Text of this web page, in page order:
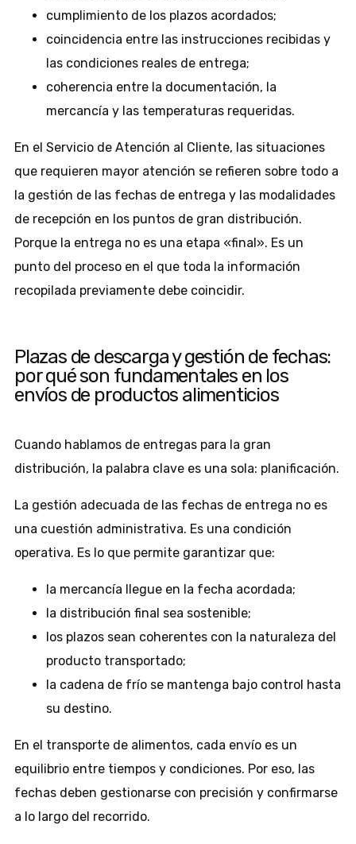
cumplimiento de los plazos acordados;
coincidencia entre las instrucciones recibidas y
las condiciones reales de entrega;
coherencia entre la documentación, la
mercancía y las temperaturas requeridas.
En el Servicio de Atención al Cliente, las situaciones
que requieren mayor atención se refieren sobre todo a
la gestión de las fechas de entrega y las modalidades
de recepción en los puntos de gran distribución.
Porque la entrega no es una etapa «final». Es un
punto del proceso en el que toda la información
recopilada previamente debe coincidir.
Plazas de descarga y gestión de fechas:
por qué son fundamentales en los
envíos de productos alimenticios
Cuando hablamos de entregas para la gran
distribución, la palabra clave es una sola: planificación.
La gestión adecuada de las fechas de entrega no es
una cuestión administrativa. Es una condición
operativa. Es lo que permite garantizar que:
la mercancía llegue en la fecha acordada;
la distribución final sea sostenible;
los plazos sean coherentes con la naturaleza del
producto transportado;
la cadena de frío se mantenga bajo control hasta
su destino.
En el transporte de alimentos, cada envío es un
equilibrio entre tiempos y condiciones. Por eso, las
fechas deben gestionarse con precisión y confirmarse
a lo largo del recorrido.